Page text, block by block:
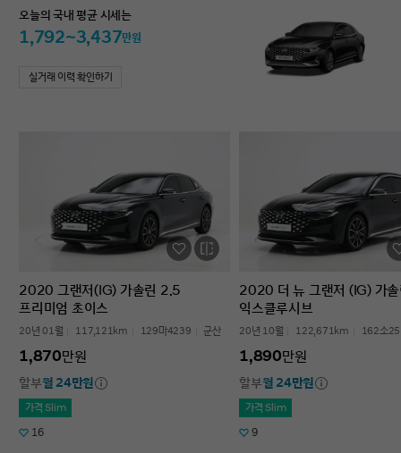
오늘의 국내 평균 시세는
1,792~3,437만원
실거래 이력 확인하기
2020 그랜저(IG) 가솔린 2.5
프리미엄 초이스
20년 01월 117,121km 129마4239 군산
1,870만원
할부월 24만원
가격 Slim
16
2020 더 뉴 그랜저 (IG) 가
익스클루시브
20년 10월 122,671km 162소
1,890만원
할부월 24만원
가격 Slim
9